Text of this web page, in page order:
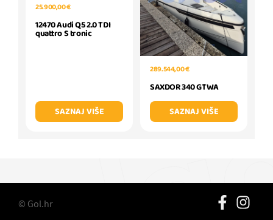
25.900,00 €
12470 Audi Q5 2.0 TDI
quattro S tronic
SAZNAJ VIŠE
289.544,00 €
SAXDOR 340 GTWA
SAZNAJ VIŠE
© Gol.hr